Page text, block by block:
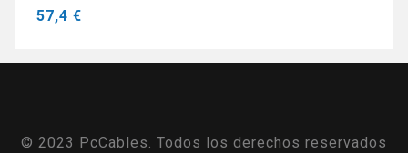
57,4 €
© 2023 PcCables. Todos los derechos reservados